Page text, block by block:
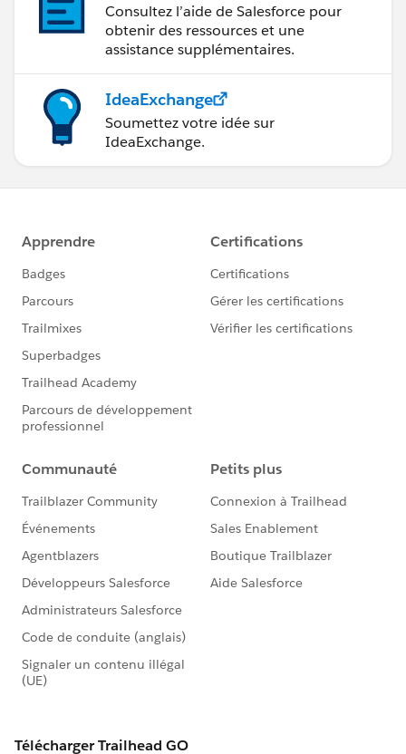
Consultez l’aide de Salesforce pour
obtenir des ressources et une
assistance supplémentaires.
IdeaExchange
Soumettez votre idée sur
IdeaExchange.